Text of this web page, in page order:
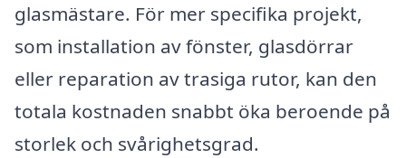
glasmästare. För mer specifika projekt,
som installation av fönster, glasdörrar
eller reparation av trasiga rutor, kan den
totala kostnaden snabbt öka beroende på
storlek och svårighetsgrad.